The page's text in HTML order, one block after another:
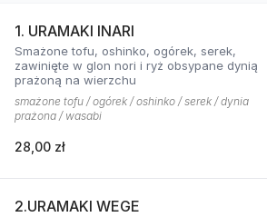
1. URAMAKI INARI
Smażone tofu, oshinko, ogórek, serek,
zawinięte w glon nori i ryż obsypane dynią
prażoną na wierzchu
smażone tofu / ogórek / oshinko / serek / dynia
prażona / wasabi
28,00 zł
2.URAMAKI WEGE